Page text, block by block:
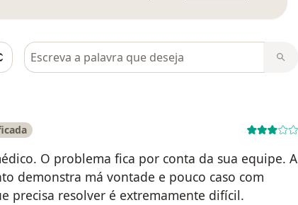
Pesquisar em opiniões
O problema fica por conta da sua equipe. A
demonstra má vontade e pouco caso com
precisa resolver é extremamente difícil.